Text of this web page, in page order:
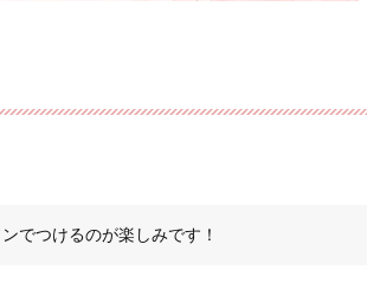
でつけるのが楽しみです！